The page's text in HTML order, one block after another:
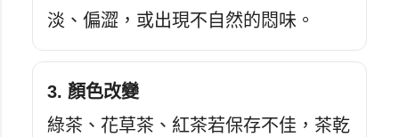
淡、偏澀，或出現不自然的悶味。
3. 顏色改變
綠茶、花草茶、紅茶若保存不佳，茶乾